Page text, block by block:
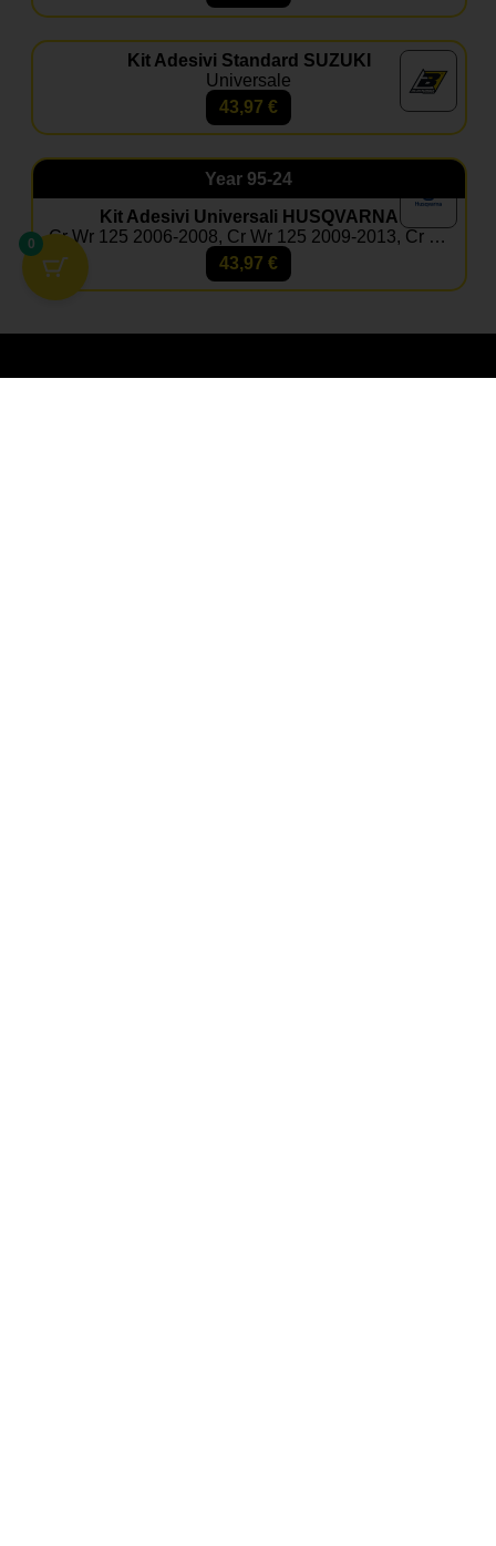
Kit Adesivi Standard SUZUKI
Universale
43,97€
Year 95-24
Kit Adesivi Universali HUSQVARNA
Cr Wr 125 2006-2008, Cr Wr 125 2009-2013, Cr Wr 125 250 2000-2005, Fc Tc All Models 2014-2015, Fc Tc All Models 2016-2018, Fc Tc All Models 2019-2022, Tc 65 2017-2023, Tc 85 2014-2017, Tc 85 2018-2024, Te All Models 1995-2000, Te Fe All Models 2014-2016, Te Fe All Models 2017-2019, Te Fe All Models 2020-2023, Te Tc 250 310 2008-2013, Te Tc 250 450 2002-2004, Te Tc 250 450 510 2005-2007, Te Tc 250 450 510 2008-2010, Te Tc 400 570 2001-2004, Te Tc 449 511 2011-2013, Te Tc All Models 2000, Wr 250 300 2006-2013, Wr All Models 1995-1999
43,97€
0